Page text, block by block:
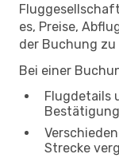
es, Preise,
der Buchung zu
Bei einer
Flugdetails
Strecke